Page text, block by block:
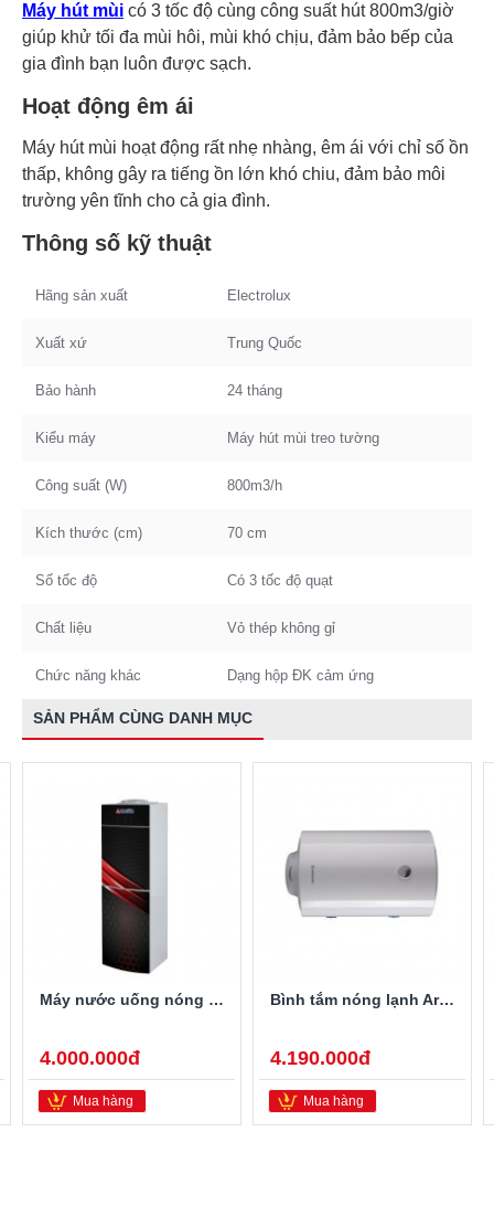
Máy hút mùi có 3 tốc độ cùng công suất hút 800m3/giờ
giúp khử tối đa mùi hôi, mùi khó chịu, đảm bảo bếp của
gia đình bạn luôn được sạch.
Hoạt động êm ái
Máy hút mùi hoạt động rất nhẹ nhàng, êm ái với chỉ số ồn
thấp, không gây ra tiếng ồn lớn khó chiu, đảm bảo môi
trường yên tĩnh cho cả gia đình.
Thông số kỹ thuật
Hãng sản xuất Electrolux
Xuất xứ Trung Quốc
Bảo hành 24 tháng
Kiểu máy Máy hút mùi treo tường
Công suất (W) 800m3/h
Kích thước (cm) 70 cm
Số tốc độ Có 3 tốc độ quạt
Chất liệu Vỏ thép không gỉ
Chức năng khác Dạng hộp ĐK cảm ứng
SẢN PHẨM CÙNG DANH MỤC
Máy nước uống nóng lạnh Alaska R-80
4.000.000đ
Mua hàng
Bình tắm nóng lạnh Ariston PRO-R40SH 2.5FE 40 Lít
4.190.000đ
Mua hàng